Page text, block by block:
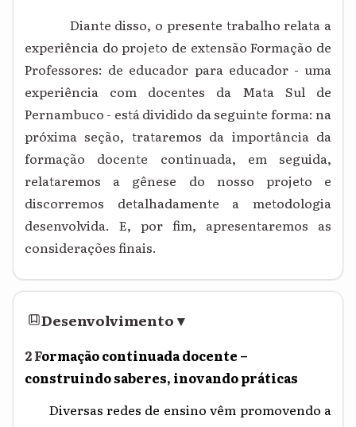
Diante disso, o presente trabalho relata a
experiência do projeto de extensão Formação de
Professores: de educador para educador - uma
experiência com docentes da Mata Sul de
Pernambuco - está dividido da seguinte forma: na
próxima seção, trataremos da importância da
formação docente continuada, em seguida,
relataremos a gênese do nosso projeto e
discorremos detalhadamente a metodologia
desenvolvida. E, por fim, apresentaremos as
considerações finais.
Desenvolvimento▾
2 Formação continuada docente –
construindo saberes, inovando práticas
Diversas redes de ensino vêm promovendo a